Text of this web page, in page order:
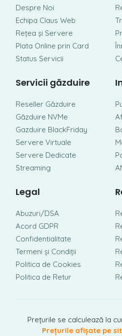
Despre Noi
Echipa Claus Web
Rețea și Servere
Plata Online prin Card
Status Servicii
Servicii găzduire
Reseller Găzduire
Găzduire NVMe
Gazduire BlackFriday
Servere Virtuale
Servere Dedicate
Streaming
Legal
Abuzuri/DSA
Acord GDPR
Confidentialitate
Termeni și Condiții
Politica de Cookies
Politica de Retur
Prețurile se calculează la
Prețurile afișate pe